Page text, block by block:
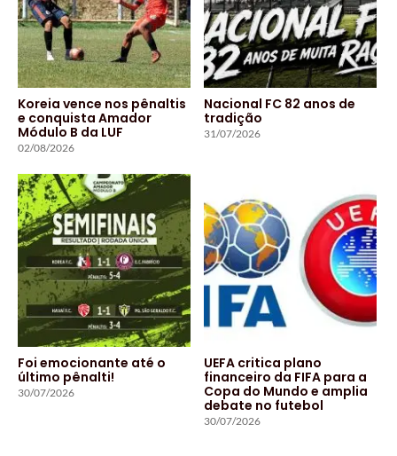
Koreia vence nos pênaltis
e conquista Amador
Módulo B da LUF
02/08/2026
Nacional FC 82 anos de
tradição
31/07/2026
Foi emocionante até o
último pênalti!
30/07/2026
UEFA critica plano
financeiro da FIFA para a
Copa do Mundo e amplia
debate no futebol
30/07/2026